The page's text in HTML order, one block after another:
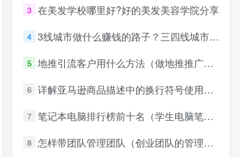
3 在美发学校哪里好?好的美发美容学院分享
4 3线城市做什么赚钱的路子？三四线城市可以做的生意经验
5 地推引流客户用什么方法（做地推推广四种技巧）
6 详解亚马逊商品描述中的换行符号使用方法
7 笔记本电脑排行榜前十名（学生电脑笔记本推荐）
8 怎样带团队管理团队（创业团队的管理技巧和策略）